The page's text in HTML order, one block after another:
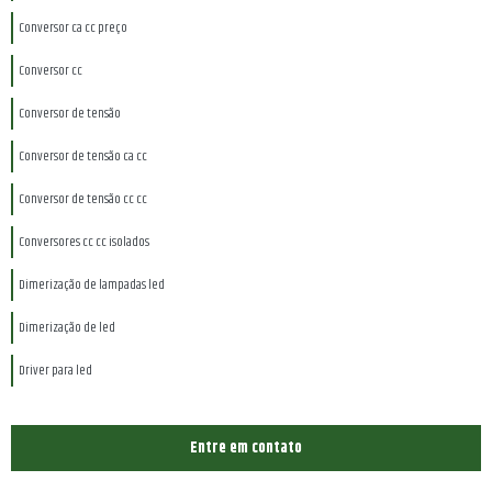
Conversor ca cc preço
Conversor cc
Conversor de tensão
Conversor de tensão ca cc
Conversor de tensão cc cc
Conversores cc cc isolados
Dimerização de lampadas led
Dimerização de led
Driver para led
Empresas de montagem de placas eletrônicas sp
Entre em contato